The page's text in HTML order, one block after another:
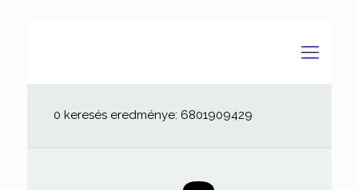
0 keresés eredménye: 6801909429